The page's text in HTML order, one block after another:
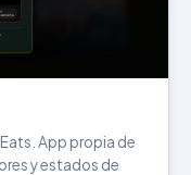
App propia de
y estados de